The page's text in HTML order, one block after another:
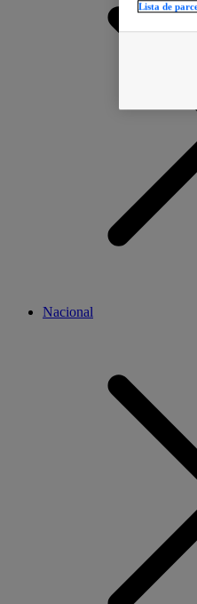
Nacional
Lista de